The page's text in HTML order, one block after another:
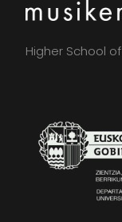
Higher School